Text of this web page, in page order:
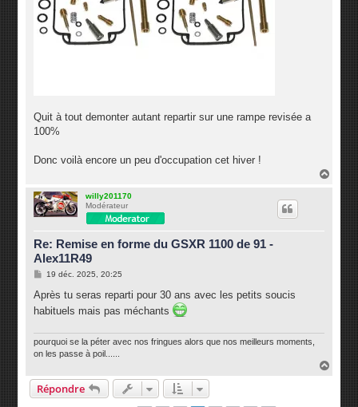
Quit à tout demonter autant repartir sur une rampe revisée a
100%
Donc voilà encore un peu d'occupation cet hiver !
willy201170
Modérateur
Re: Remise en forme du GSXR 1100 de 91 -
Alex11R49
M
s
a
19 déc. 2025, 20:25
Après tu seras reparti pour 30 ans avec les petits soucis
habituels mais pas méchants
pourquoi se la péter avec nos fringues alors que nos meilleurs moments,
on les passe à poil......
Répondre